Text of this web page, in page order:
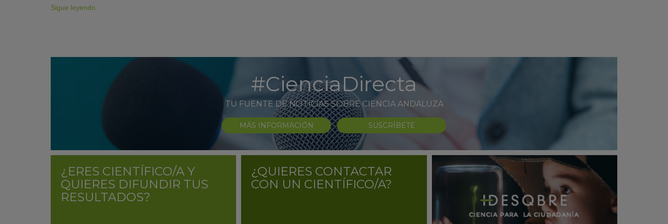
Sigue leyendo
#CienciaDirecta
TU FUENTE DE NOTICIAS SOBRE CIENCIA ANDALUZA
MÁS INFORMACIÓN SUSCRÍBETE
¿ERES CIENTÍFICO/A Y
QUIERES DIFUNDIR TUS
RESULTADOS?
¿QUIERES CONTACTAR
CON UN CIENTÍFICO/A?